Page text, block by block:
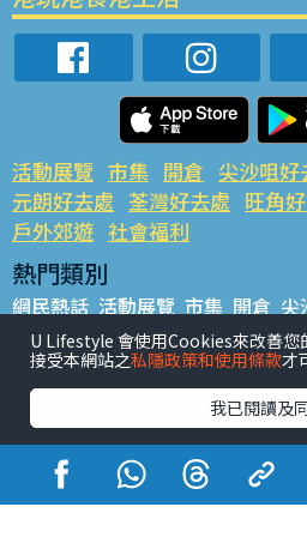
活動展覽 市集 開倉 尖沙咀好
元朗好去處 荃灣好去處 旺角
戶外郊遊 社會福利
熱門類別
網民熱話 活動展覽 市集 開倉 尖
銅鑼灣好去處 元朗好去處 荃灣好
餐廳情報 戶外郊遊
熱門標籤
#UGO搵好去處 #人氣活動推介 #
#親子玩樂好去處
#ULifestyle應
#UJetso禮物放送
#ULifestyle商
U Lifestyle 會使用Cookies來改善您
接受本網站之私隱政策和使用條款才
我已閱讀及